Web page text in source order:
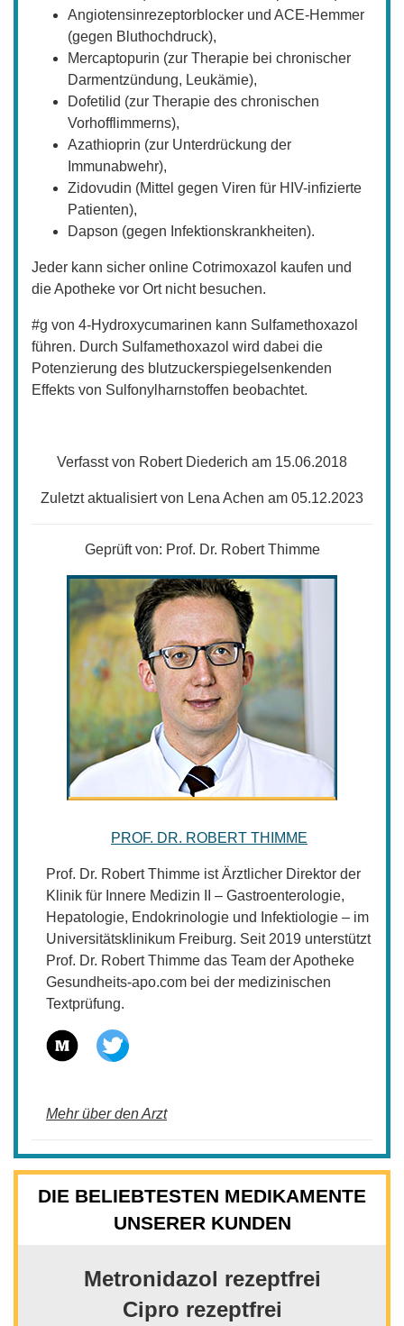
Angiotensinrezeptorblocker und ACE-Hemmer
(gegen Bluthochdruck),
Mercaptopurin (zur Therapie bei chronischer
Darmentzündung, Leukämie),
Dofetilid (zur Therapie des chronischen
Vorhofflimmerns),
Azathioprin (zur Unterdrückung der
Immunabwehr),
Zidovudin (Mittel gegen Viren für HIV-infizierte
Patienten),
Dapson (gegen Infektionskrankheiten).
Jeder kann sicher online Cotrimoxazol kaufen und
die Apotheke vor Ort nicht besuchen.
#g von 4-Hydroxycumarinen kann Sulfamethoxazol
führen. Durch Sulfamethoxazol wird dabei die
Potenzierung des blutzuckerspiegelsenkenden
Effekts von Sulfonylharnstoffen beobachtet.
Verfasst von Robert Diederich am 15.06.2018
Zuletzt aktualisiert von Lena Achen am 05.12.2023
Geprüft von: Prof. Dr. Robert Thimme
PROF. DR. ROBERT THIMME
Prof. Dr. Robert Thimme ist Ärztlicher Direktor der
Klinik für Innere Medizin II – Gastroenterologie,
Hepatologie, Endokrinologie und Infektiologie – im
Universitätsklinikum Freiburg. Seit 2019 unterstützt
Prof. Dr. Robert Thimme das Team der Apotheke
Gesundheits-apo.com bei der medizinischen
Textprüfung.
Mehr über den Arzt
DIE BELIEBTESTEN MEDIKAMENTE
UNSERER KUNDEN
Metronidazol rezeptfrei
Cipro rezeptfrei